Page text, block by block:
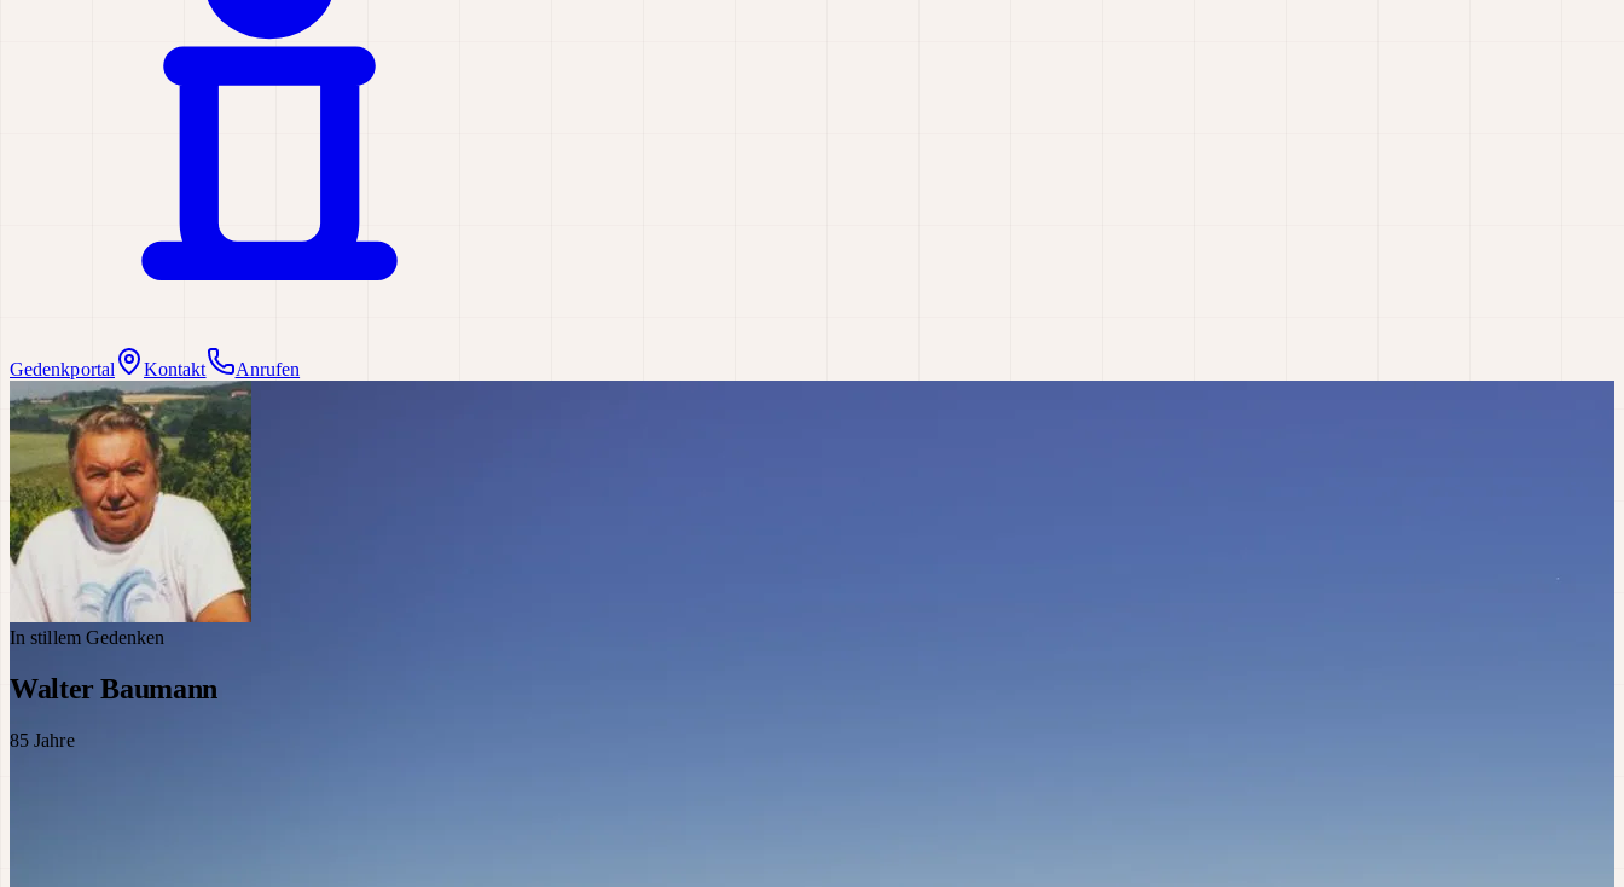
Gedenkportal Kontakt Anrufen
In stillem Gedenken
Walter Baumann
85 Jahre